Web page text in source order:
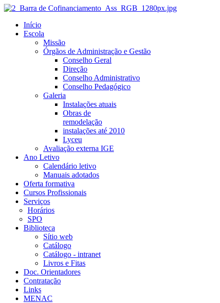
Início
Escola
Missão
Órgãos de Administração e Gestão
Conselho Geral
Direção
Conselho Administrativo
Conselho Pedagógico
Galeria
Instalações atuais
Obras de
remodelação
instalações até 2010
Lyceu
Avaliação externa IGE
Ano Letivo
Calendário letivo
Manuais adotados
Oferta formativa
Cursos Profissionais
Serviços
Horários
SPO
Biblioteca
Sítio web
Catálogo
Catálogo - intranet
Livros e Fitas
Doc. Orientadores
Contratação
Links
MENAC